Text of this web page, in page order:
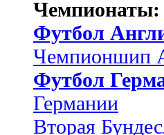
Чемпионаты:
Футбол
Чемпионшип
Футбол
Германии
Вторая